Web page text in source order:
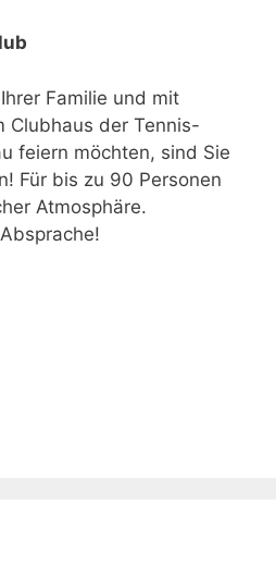
Familie und mit
Clubhaus der Tennis-
feiern möchten, sind Sie
Für bis zu 90 Personen
Atmosphäre.